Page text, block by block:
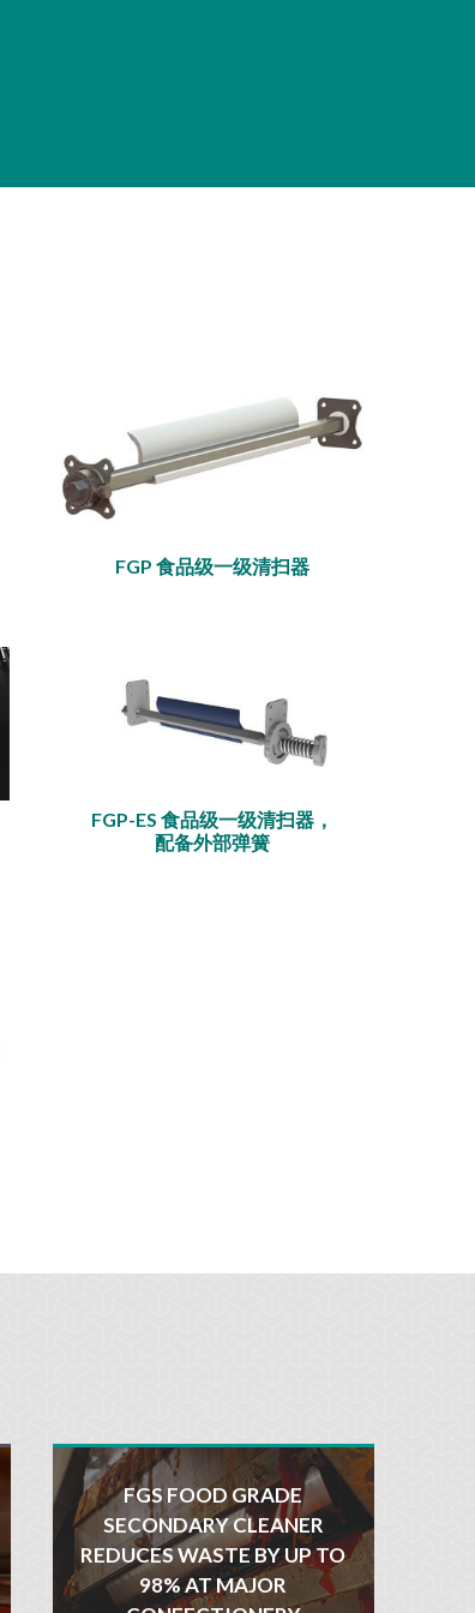
FGP 食品级一级清扫器
FGP-ES 食品级一级清扫器，
配备外部弹簧
FGS FOOD GRADE
SECONDARY CLEANER
REDUCES WASTE BY UP TO
98% AT MAJOR